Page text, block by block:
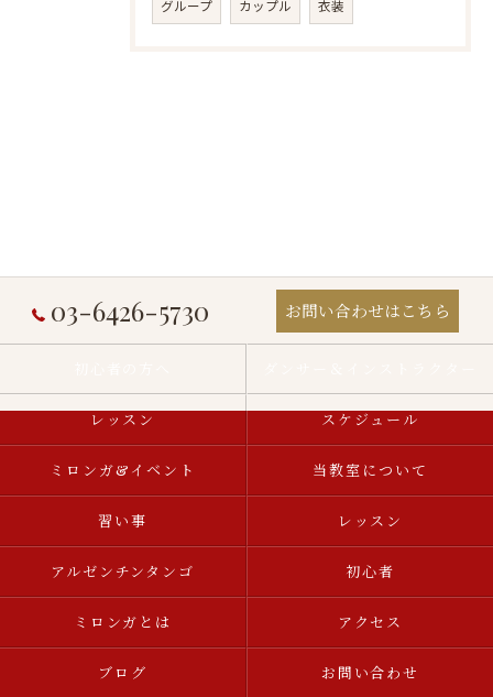
グループ カップル 衣装
03-6426-5730 お問い合わせはこちら
レッスン スケジュール
ミロンガ&イベント 当教室について
習い事 レッスン
アルゼンチンタンゴ 初心者
ミロンガとは アクセス
ブログ お問い合わせ